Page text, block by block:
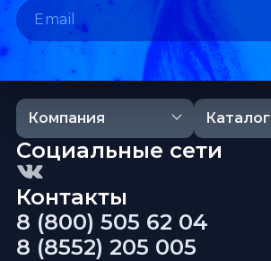
Компания Каталог
Контакты
8 (800) 505 62 04
8 (8552) 205 005
Социальные сети